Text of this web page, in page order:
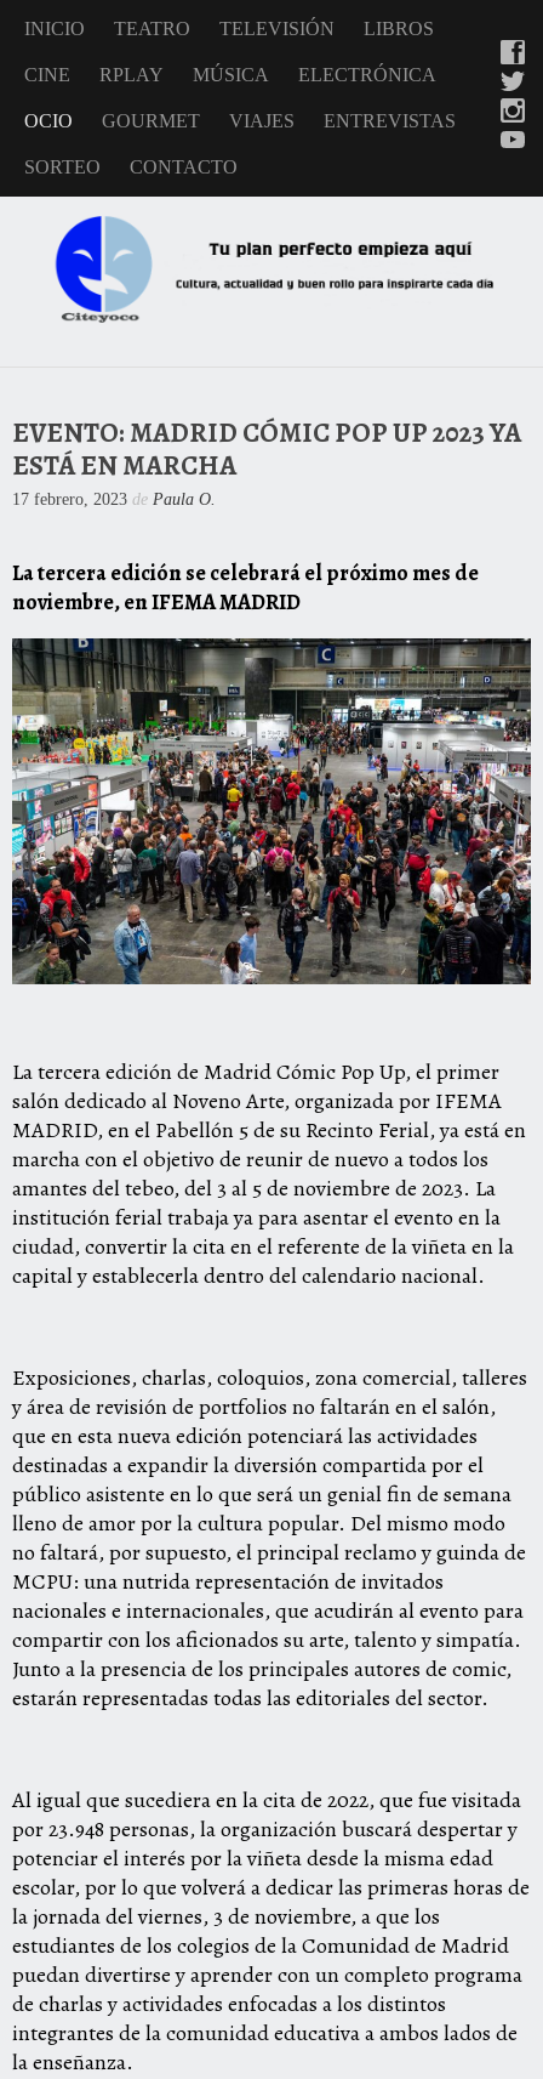
INICIO TEATRO TELEVISIÓN LIBROS
CINE RPLAY MÚSICA ELECTRÓNICA
OCIO GOURMET VIAJES ENTREVISTAS
SORTEO CONTACTO
EVENTO: MADRID CÓMIC POP UP 2023 YA
ESTÁ EN MARCHA
17 febrero, 2023 de Paula O.
La tercera edición se celebrará el próximo mes de
noviembre, en IFEMA MADRID
La tercera edición de Madrid Cómic Pop Up, el primer
salón dedicado al Noveno Arte, organizada por IFEMA
MADRID, en el Pabellón 5 de su Recinto Ferial, ya está en
marcha con el objetivo de reunir de nuevo a todos los
amantes del tebeo, del 3 al 5 de noviembre de 2023. La
institución ferial trabaja ya para asentar el evento en la
ciudad, convertir la cita en el referente de la viñeta en la
capital y establecerla dentro del calendario nacional.
Exposiciones, charlas, coloquios, zona comercial, talleres
y área de revisión de portfolios no faltarán en el salón,
que en esta nueva edición potenciará las actividades
destinadas a expandir la diversión compartida por el
público asistente en lo que será un genial fin de semana
lleno de amor por la cultura popular. Del mismo modo
no faltará, por supuesto, el principal reclamo y guinda de
MCPU: una nutrida representación de invitados
nacionales e internacionales, que acudirán al evento para
compartir con los aficionados su arte, talento y simpatía.
Junto a la presencia de los principales autores de comic,
estarán representadas todas las editoriales del sector.
Al igual que sucediera en la cita de 2022, que fue visitada
por23.948 personas,la organización buscará despertar y
potenciar el interés por la viñeta desde la misma edad
escolar, por lo que volverá a dedicar las primeras horas de
la jornada del viernes, 3 de noviembre, a que los
estudiantes de los colegios de la Comunidad de Madrid
puedan divertirse y aprender con un completo programa
de charlas y actividades enfocadas a los distintos
integrantes de la comunidad educativa a ambos lados de
la enseñanza.